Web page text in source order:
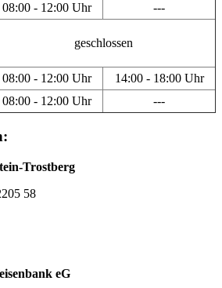
08:00 - 12:00 Uhr ---
geschlossen
08:00 - 12:00 Uhr
14:00 - 18:00 Uhr
08:00 - 12:00 Uhr ---
Trostberg
58
eG